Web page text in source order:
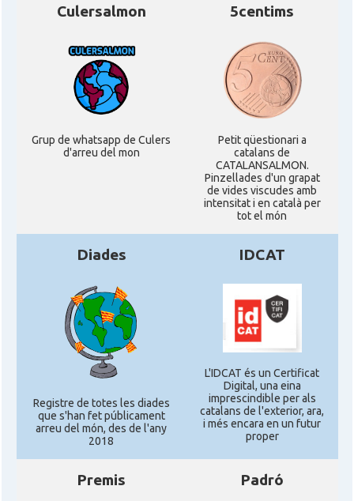
Culersalmon
Grup de whatsapp de Culers
d'arreu del mon
5centims
Petit qüestionari a
catalans de
CATALANSALMON.
Pinzellades d'un grapat
de vides viscudes amb
intensitat i en català per
tot el món
Diades
Registre de totes les diades
que s'han fet públicament
arreu del món, des de l'any
2018
IDCAT
L'IDCAT és un Certificat
Digital, una eina
imprescindible per als
catalans de l'exterior, ara,
i més encara en un futur
proper
Premis Padró